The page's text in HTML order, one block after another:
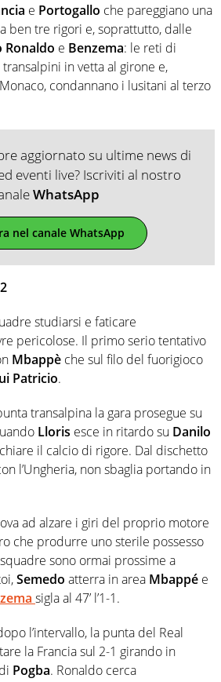
e Portogallo che pareggiano una
ben tre rigori e, soprattutto, dalle
Ronaldo e Benzema: le reti di
in vetta al girone e,
condannano i lusitani al terzo
aggiornato su ultime news di
eventi live? Iscriviti al nostro
WhatsApp
nel canale WhatsApp
studiarsi e faticare
pericolose. Il primo serio tentativo
Mbappè che sul filo del fuorigioco
Patricio.
transalpina la gara prosegue su
Lloris esce in ritardo su Danilo
il calcio di rigore. Dal dischetto
l’Ungheria, non sbaglia portando in
ad alzare i giri del proprio motore
che produrre uno sterile possesso
sono ormai prossime a
Semedo atterra in area Mbappé e
sigla al 47’ l’1-1.
l’intervallo, la punta del Real
la Francia sul 2-1 girando in
Pogba. Ronaldo cerca